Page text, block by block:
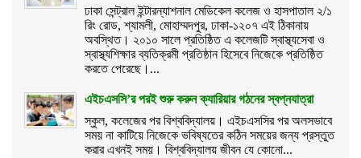
ঢাকা সেন্ট্রাল ইন্টারন্যাশনাল মেডিকেল কলেজ ও হাসপাতাল ২/১
রিং রোড, শ্যামলী, মোহাম্মদপুর, ঢাকা-১২০৭ এই ঠিকানায়
অবস্থিত। ২০১০ সালে প্রতিষ্ঠিত এ কলেজটি স্বাস্থ্যসেবা ও
স্বাস্থ্যশিক্ষার ব্যতিক্রমী প্রতিষ্ঠান হিসেবে নিজেকে প্রতিষ্ঠিত
করতে পেরেছে।...
এইচএসসি’র পরই শুরু করুন ক্যারিয়ার গঠনের স্বপ্নযাত্রা
স্কুল, কলেজের পর বিশ্ববিদ্যালয়। এইচএসসির পর অলসভাবে
সময় না কাটিয়ে নিজেকে ভবিষ্যতের কঠিন সময়ের জন্য প্রস্তুত
করার এখনই সময়। বিশ্ববিদ্যালয় জীবন যে কোনো...